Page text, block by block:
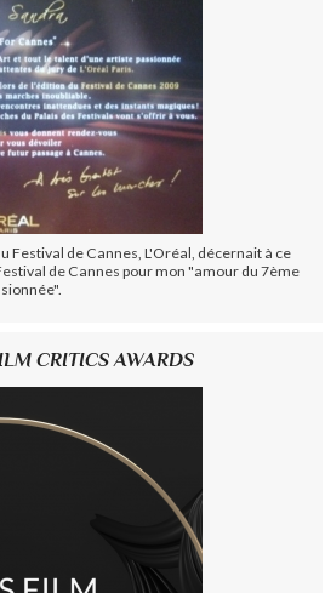
Festival de Cannes, L'Oréal, décernait à ce
de Cannes pour mon "amour du 7ème
CRITICS AWARDS